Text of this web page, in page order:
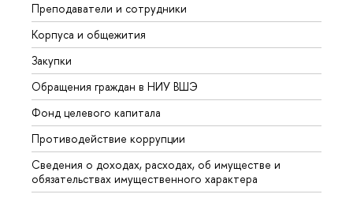
Преподаватели и сотрудники
Корпуса и общежития
Закупки
Обращения граждан в НИУ ВШЭ
Фонд целевого капитала
Противодействие коррупции
Сведения о доходах, расходах, об имуществе и
обязательствах имущественного характера